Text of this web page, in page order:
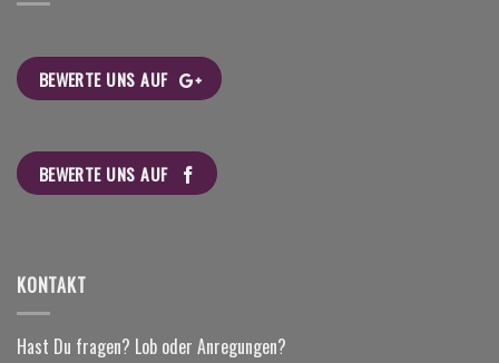
BEWERTE UNS AUF
BEWERTE UNS AUF
KONTAKT
Hast Du fragen? Lob oder Anregungen?